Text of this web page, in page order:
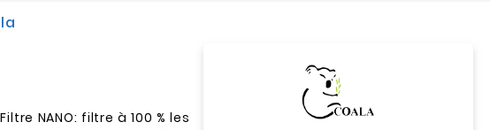
NANO: filtre à 100 % les